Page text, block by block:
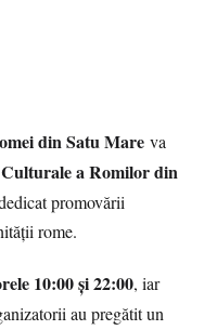
din Satu Mare va
a Romilor din
promovării
rome.
10:00 și 22:00, iar
au pregătit un